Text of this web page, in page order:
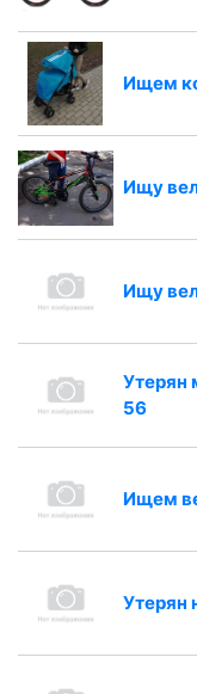
Ищем
Ищу
Ищу
Утерян
56
Ищем
Утерян